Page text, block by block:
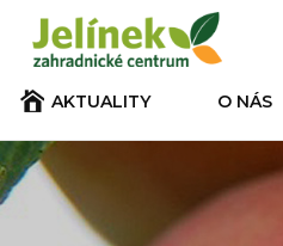
AKTUALITY O NÁS